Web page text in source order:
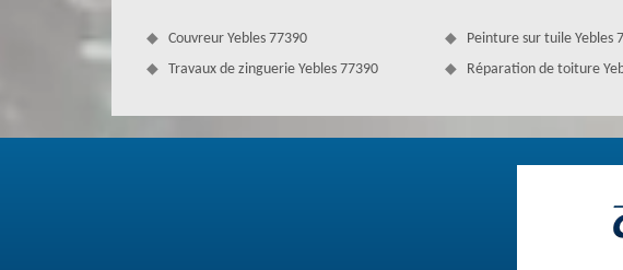
Les intempéries qui passent toute l’année à Yebles peuvent changer l’état
être en mauvais état, elle ne peut plus fonctionner convenablement. Dès
anormales sur votre gouttière, pensez de contacter des couvreurs zingueurs
réparation de gouttière est très importante pour éviter des dommages de
Couvreur Yebles 77390
Travaux de zinguerie Yebles 77390
Peinture sur tuile Yebles
Réparation de toiture